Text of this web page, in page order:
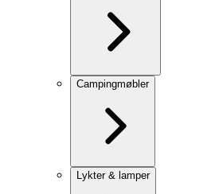
Campingmøbler
Lykter & lamper